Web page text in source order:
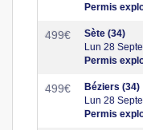
Permis
499€
Sète (34)
Lun 28
Permis
499€
Béziers (34)
Lun 28
Permis